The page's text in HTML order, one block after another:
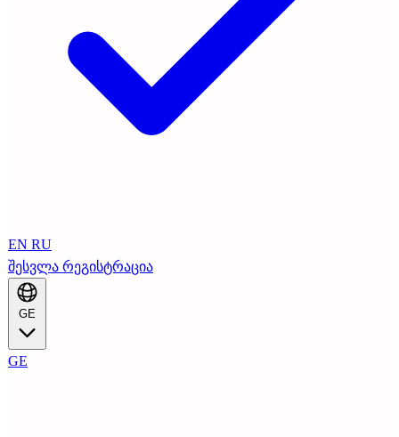
EN RU
შესვლა რეგისტრაცია
GE
GE